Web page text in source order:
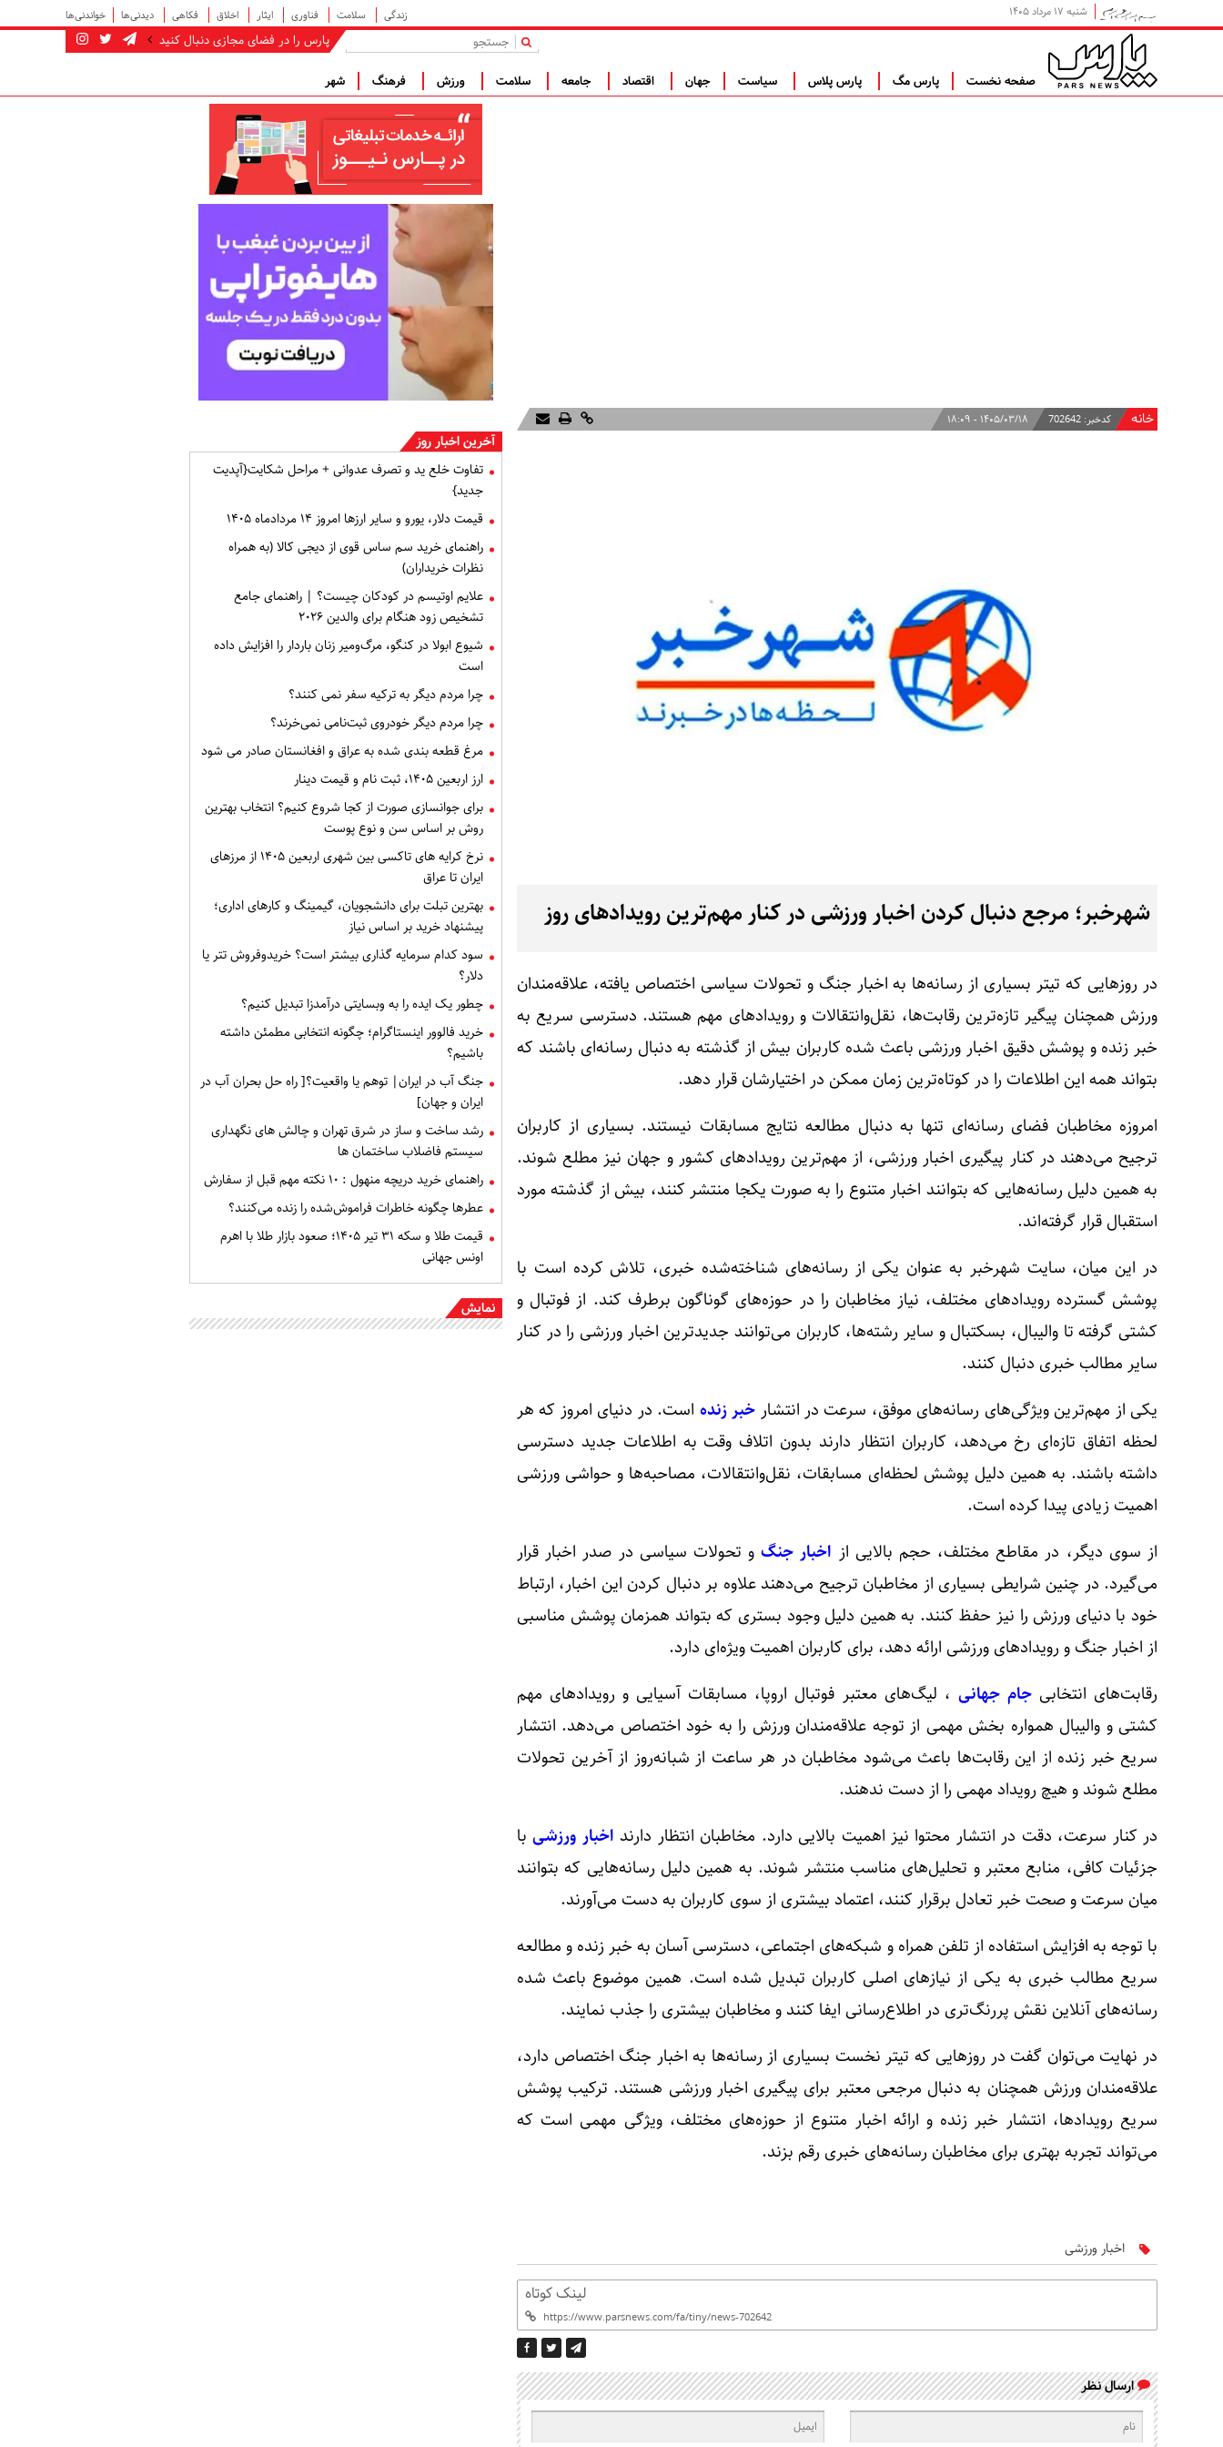
شنبه ۱۷ مرداد ۱۴۰۵ زندگی سلامت فناوری ایثار اخلاق فکاهی دیدنی‌ها خواندنی‌ها
پارس را در فضای مجازی دنبال کنید |
صفحه نخست پارس مگ پارس پلاس سیاست جهان اقتصاد جامعه سلامت ورزش فرهنگ شهر
خانه کدخبر: 702642 ۱۴۰۵/۰۳/۱۸ - ۱۸:۰۹
شهرخبر؛ مرجع دنبال کردن اخبار ورزشی در کنار مهم‌ترین رویدادهای روز
در روزهایی که تیتر بسیاری از رسانه‌ها به اخبار جنگ و تحولات سیاسی اختصاص یافته، علاقه‌مندان
ورزش همچنان پیگیر تازه‌ترین رقابت‌ها، نقل‌وانتقالات و رویدادهای مهم هستند. دسترسی سریع به
خبر زنده و پوشش دقیق اخبار ورزشی باعث شده کاربران بیش از گذشته به دنبال رسانه‌ای باشند که
بتواند همه این اطلاعات را در کوتاه‌ترین زمان ممکن در اختیارشان قرار دهد.
امروزه مخاطبان فضای رسانه‌ای تنها به دنبال مطالعه نتایج مسابقات نیستند. بسیاری از کاربران
ترجیح می‌دهند در کنار پیگیری اخبار ورزشی، از مهم‌ترین رویدادهای کشور و جهان نیز مطلع شوند.
به همین دلیل رسانه‌هایی که بتوانند اخبار متنوع را به صورت یکجا منتشر کنند، بیش از گذشته مورد
استقبال قرار گرفته‌اند.
در این میان، سایت شهرخبر به عنوان یکی از رسانه‌های شناخته‌شده خبری، تلاش کرده است با
پوشش گسترده رویدادهای مختلف، نیاز مخاطبان را در حوزه‌های گوناگون برطرف کند. از فوتبال و
کشتی گرفته تا والیبال، بسکتبال و سایر رشته‌ها، کاربران می‌توانند جدیدترین اخبار ورزشی را در کنار
سایر مطالب خبری دنبال کنند.
یکی از مهم‌ترین ویژگی‌های رسانه‌های موفق، سرعت در انتشار خبر زنده است. در دنیای امروز که هر
لحظه اتفاق تازه‌ای رخ می‌دهد، کاربران انتظار دارند بدون اتلاف وقت به اطلاعات جدید دسترسی
داشته باشند. به همین دلیل پوشش لحظه‌ای مسابقات، نقل‌وانتقالات، مصاحبه‌ها و حواشی ورزشی
اهمیت زیادی پیدا کرده است.
از سوی دیگر، در مقاطع مختلف، حجم بالایی از اخبار جنگو تحولات سیاسی در صدر اخبار قرار
می‌گیرد. در چنین شرایطی بسیاری از مخاطبان ترجیح می‌دهند علاوه بر دنبال کردن این اخبار، ارتباط
خود با دنیای ورزش را نیز حفظ کنند. به همین دلیل وجود بستری که بتواند همزمان پوشش مناسبی
از اخبار جنگ و رویدادهای ورزشی ارائه دهد، برای کاربران اهمیت ویژه‌ای دارد.
رقابت‌های انتخابیجام جهانی ، لیگ‌های معتبر فوتبال اروپا، مسابقات آسیایی و رویدادهای مهم
کشتی و والیبال همواره بخش مهمی از توجه علاقه‌مندان ورزش را به خود اختصاص می‌دهد. انتشار
سریع خبر زنده از این رقابت‌ها باعث می‌شود مخاطبان در هر ساعت از شبانه‌روز از آخرین تحولات
مطلع شوند و هیچ رویداد مهمی را از دست ندهند.
در کنار سرعت، دقت در انتشار محتوا نیز اهمیت بالایی دارد. مخاطبان انتظار دارند اخبار ورزشیبا
جزئیات کافی، منابع معتبر و تحلیل‌های مناسب منتشر شوند. به همین دلیل رسانه‌هایی که بتوانند
میان سرعت و صحت خبر تعادل برقرار کنند، اعتماد بیشتری از سوی کاربران به دست می‌آورند.
با توجه به افزایش استفاده از تلفن همراه و شبکه‌های اجتماعی، دسترسی آسان به خبر زنده و مطالعه
سریع مطالب خبری به یکی از نیازهای اصلی کاربران تبدیل شده است. همین موضوع باعث شده
رسانه‌های آنلاین نقش پررنگ‌تری در اطلاع‌رسانی ایفا کنند و مخاطبان بیشتری را جذب نمایند.
در نهایت می‌توان گفت در روزهایی که تیتر نخست بسیاری از رسانه‌ها به اخبار جنگ اختصاص دارد،
علاقه‌مندان ورزش همچنان به دنبال مرجعی معتبر برای پیگیری اخبار ورزشی هستند. ترکیب پوشش
سریع رویدادها، انتشار خبر زنده و ارائه اخبار متنوع از حوزه‌های مختلف، ویژگی مهمی است که
می‌تواند تجربه بهتری برای مخاطبان رسانه‌های خبری رقم بزند.
اخبار ورزشی
لینک کوتاه
ارسال نظر
آخرین اخبار روز
تفاوت خلع ید و تصرف عدوانی + مراحل شکایت{آپدیت
جدید}
قیمت دلار، یورو و سایر ارزها امروز ۱۴ مردادماه ۱۴۰۵
راهنمای خرید سم ساس قوی از دیجی کالا (به همراه
نظرات خریداران)
علایم اوتیسم در کودکان چیست؟ | راهنمای جامع
تشخیص زود هنگام برای والدین ۲۰۲۶
شیوع ابولا در کنگو، مرگ‌ومیر زنان باردار را افزایش داده
است
چرا مردم دیگر به ترکیه سفر نمی کنند؟
چرا مردم دیگر خودروی ثبت‌نامی نمی‌خرند؟
مرغ قطعه‌ بندی شده به عراق و افغانستان صادر می شود
ارز اربعین ۱۴۰۵، ثبت‌ نام و قیمت دینار
برای جوانسازی صورت از کجا شروع کنیم؟ انتخاب بهترین
روش بر اساس سن و نوع پوست
نرخ کرایه های تاکسی بین شهری اربعین ۱۴۰۵ از مرزهای
ایران تا عراق
بهترین تبلت برای دانشجویان، گیمینگ و کارهای اداری؛
پیشنهاد خرید بر اساس نیاز
سود کدام سرمایه گذاری بیشتر است؟ خریدوفروش تتر یا
دلار؟
چطور یک ایده را به وبسایتی درآمدزا تبدیل کنیم؟
خرید فالوور اینستاگرام؛ چگونه انتخابی مطمئن داشته
باشیم؟
جنگ آب در ایران| توهم یا واقعیت؟[ راه حل بحران آب در
ایران و جهان]
رشد ساخت و ساز در شرق تهران و چالش های نگهداری
سیستم فاضلاب ساختمان ها
راهنمای خرید دریچه منهول : ۱۰ نکته مهم قبل از سفارش
عطرها چگونه خاطرات فراموش‌شده را زنده می‌کنند؟
قیمت طلا و سکه ۳۱ تیر ۱۴۰۵؛ صعود بازار طلا با اهرم
اونس جهانی
نمایش